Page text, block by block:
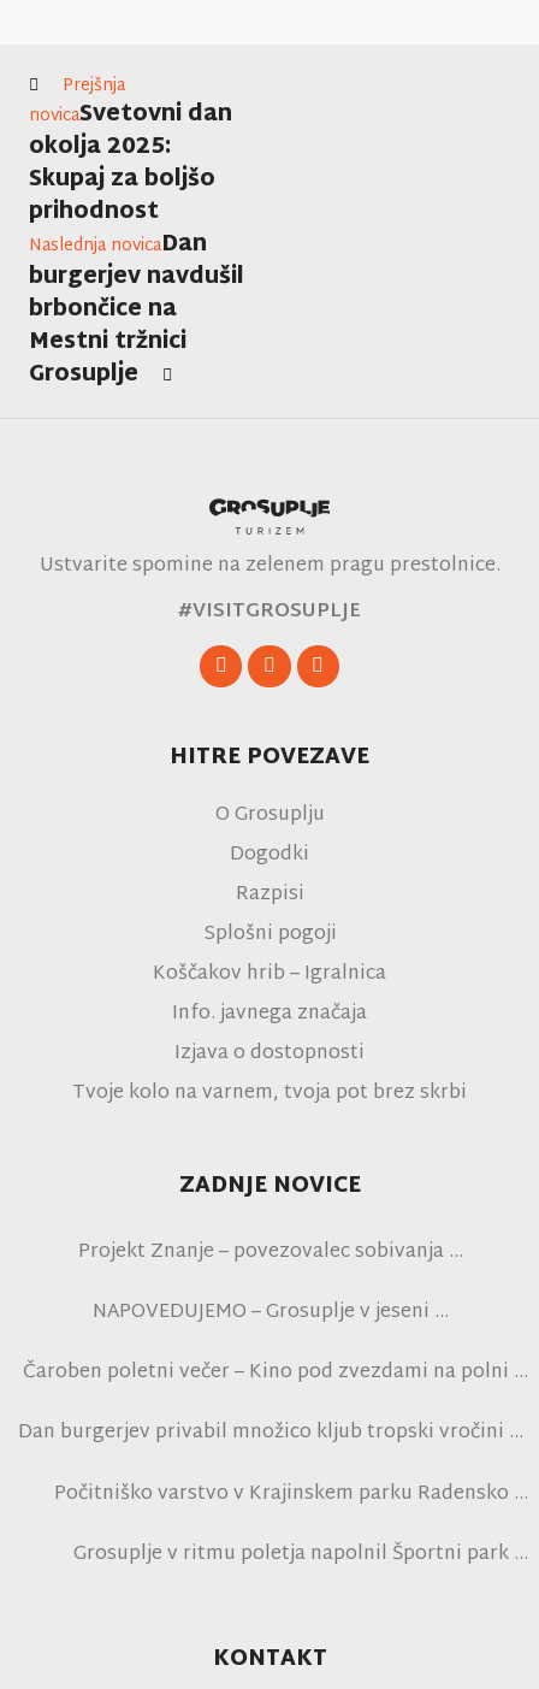
Prejšnja
novicaSvetovni dan
okolja 2025:
Skupaj za boljšo
prihodnost
Naslednja novicaDan
burgerjev navdušil
brbončice na
Mestni tržnici
Grosuplje
Ustvarite spomine na zelenem pragu prestolnice.
#VISITGROSUPLJE
HITRE POVEZAVE
O Grosuplju
Dogodki
Razpisi
Splošni pogoji
Koščakov hrib – Igralnica
Info. javnega značaja
Izjava o dostopnosti
Tvoje kolo na varnem, tvoja pot brez skrbi
ZADNJE NOVICE
Projekt Znanje – povezovalec sobivanja
NAPOVEDUJEMO – Grosuplje v jeseni
Čaroben poletni večer – Kino pod zvezdami na polni
Dan burgerjev privabil množico kljub tropski vročini
Počitniško varstvo v Krajinskem parku Radensko
Grosuplje v ritmu poletja napolnil Športni park
KONTAKT